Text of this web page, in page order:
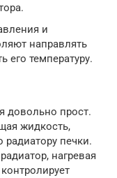
и
направлять
его температуру.
довольно прост.
жидкость,
радиатору печки.
нагревая